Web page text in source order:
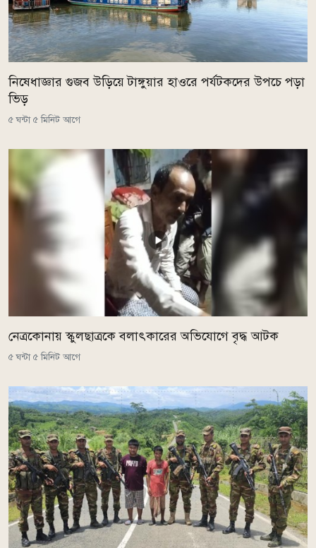
নিষেধাজ্ঞার গুজব উড়িয়ে টাঙ্গুয়ার হাওরে পর্যটকদের উপচে পড়া
ভিড়
৫ ঘন্টা ৫ মিনিট আগে
নেত্রকোনায় স্কুলছাত্রকে বলাৎকারের অভিযোগে বৃদ্ধ আটক
৫ ঘন্টা ৫ মিনিট আগে